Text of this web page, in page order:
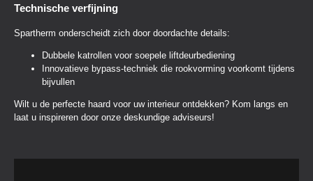
Technische verfijning
Spartherm onderscheidt zich door doordachte details:
Dubbele katrollen voor soepele liftdeurbediening
Innovatieve bypass-techniek die rookvorming voorkomt tijdens
bijvullen
Wilt u de perfecte haard voor uw interieur ontdekken? Kom langs en
laat u inspireren door onze deskundige adviseurs!